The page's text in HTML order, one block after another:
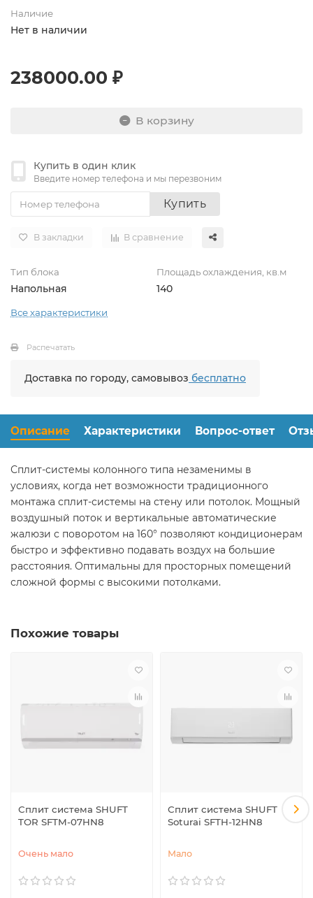
Наличие
Нет в наличии
238000.00 ₽
В корзину
Купить в один клик
Введите номер телефона и мы перезвоним
Купить
В закладки В сравнение
Тип блока
Напольная
Площадь охлаждения, кв.м
140
Все характеристики
Распечатать
Доставка по городу, самовывоз бесплатно
Описание Характеристики Вопрос-ответ
Сплит-системы колонного типа незаменимы в
условиях, когда нет возможности традиционного
монтажа сплит-системы на стену или потолок. Мощный
воздушный поток и вертикальные автоматические
жалюзи с поворотом на 160° позволяют кондиционерам
быстро и эффективно подавать воздух на большие
расстояния. Оптимальны для просторных помещений
сложной формы с высокими потолками.
Похожие товары
Сплит система SHUFT
TOR SFTM-07HN8
Очень мало
Сплит система SHUFT
Soturai SFTH-12HN8
Мало